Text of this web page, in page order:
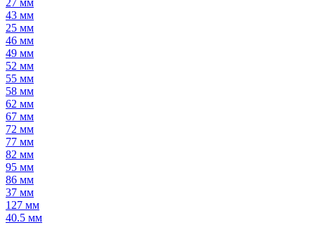
27 мм
43 мм
25 мм
46 мм
49 мм
52 мм
55 мм
58 мм
62 мм
67 мм
72 мм
77 мм
82 мм
95 мм
86 мм
37 мм
127 мм
40.5 мм